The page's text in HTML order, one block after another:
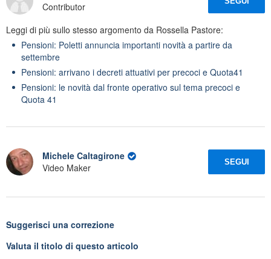
Contributor
Leggi di più sullo stesso argomento da Rossella Pastore:
Pensioni: Poletti annuncia importanti novità a partire da
settembre
Pensioni: arrivano i decreti attuativi per precoci e Quota41
Pensioni: le novità dal fronte operativo sul tema precoci e
Quota 41
Michele Caltagirone
Video Maker
SEGUI
Suggerisci una correzione
Valuta il titolo di questo articolo